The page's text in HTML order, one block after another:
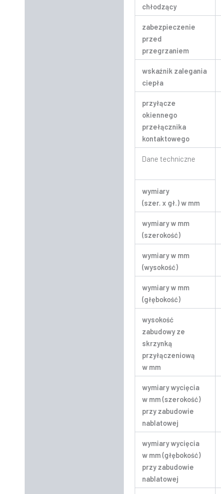
chłodzący
zabezpieczenie
przed
przegrzaniem
wskaźnik zalegania
ciepła
przyłącze
okiennego
przełącznika
kontaktowego
Dane techniczne
wymiary
(szer. x gł.) w mm
wymiary w mm
(szerokość)
wymiary w mm
(wysokość)
wymiary w mm
(głębokość)
wysokość
zabudowy ze
skrzynką
przyłączeniową
w mm
wymiary wycięcia
w mm (szerokość)
przy zabudowie
nablatowej
wymiary wycięcia
w mm (głębokość)
przy zabudowie
nablatowej